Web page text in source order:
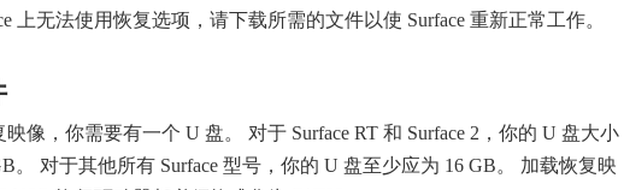
上无法使用恢复选项，请下载所需的文件以使 Surface 重新正常工作。
像，你需要有一个 U 盘。 对于 Surface RT 和 Surface 2，你的 U 盘大小
。 对于其他所有 Surface 型号，你的 U 盘至少应为 16 GB。 加载恢复映